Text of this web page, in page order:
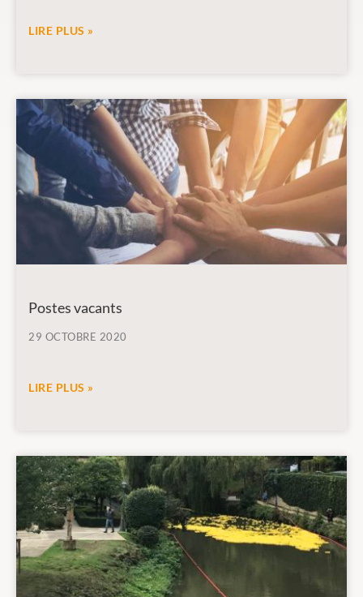
LIRE PLUS »
Postes vacants
29 OCTOBRE 2020
LIRE PLUS »